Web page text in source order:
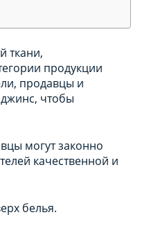
ткани,
продукции
продавцы и
чтобы
могут законно
качественной и
белья.